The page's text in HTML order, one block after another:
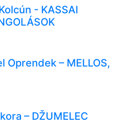
- KASSAI
Oprendek – MELLOS,
– DŽUMELEC